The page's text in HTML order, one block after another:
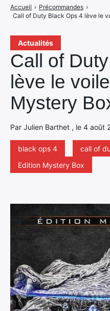
Actualités
Call of
lève le
Mystery
Par Julien Barthet , le 4 août
black ops 4
call of
Edition Mystery Box
Accueil › Précommandes ›
Call of Duty Black Ops 4 lève le